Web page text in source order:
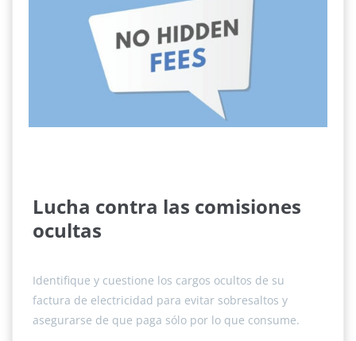
Lucha contra las comisiones
ocultas
Identifique y cuestione los cargos ocultos de su
factura de electricidad para evitar sobresaltos y
asegurarse de que paga sólo por lo que consume.